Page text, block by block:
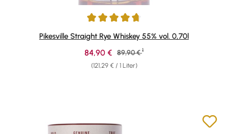
Durchschnittliche Bewertung von 4.8 von 5 Sternen
Pikesville Straight Rye Whiskey 55% vol. 0,70l
(121,29 € / 1 Liter)
Verkaufspreis:
84,90 € Regulärer Preis:
89,90 € 1